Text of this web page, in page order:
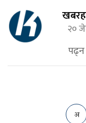
२०
पढ्न